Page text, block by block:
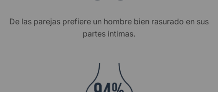
De las parejas prefiere un hombre bien rasurado en sus
partes intimas.